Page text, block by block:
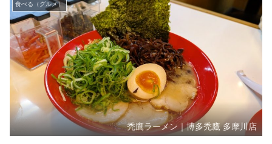
食べる（グルメ）
禿鷹ラーメン｜博多禿鷹 多摩川店